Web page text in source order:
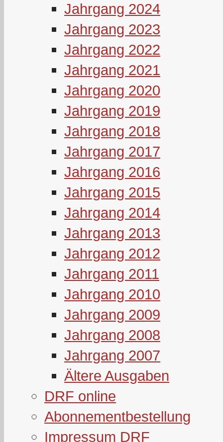
Jahrgang 2024
Jahrgang 2023
Jahrgang 2022
Jahrgang 2021
Jahrgang 2020
Jahrgang 2019
Jahrgang 2018
Jahrgang 2017
Jahrgang 2016
Jahrgang 2015
Jahrgang 2014
Jahrgang 2013
Jahrgang 2012
Jahrgang 2011
Jahrgang 2010
Jahrgang 2009
Jahrgang 2008
Jahrgang 2007
Ältere Ausgaben
DRF online
Abonnementbestellung
Impressum DRF